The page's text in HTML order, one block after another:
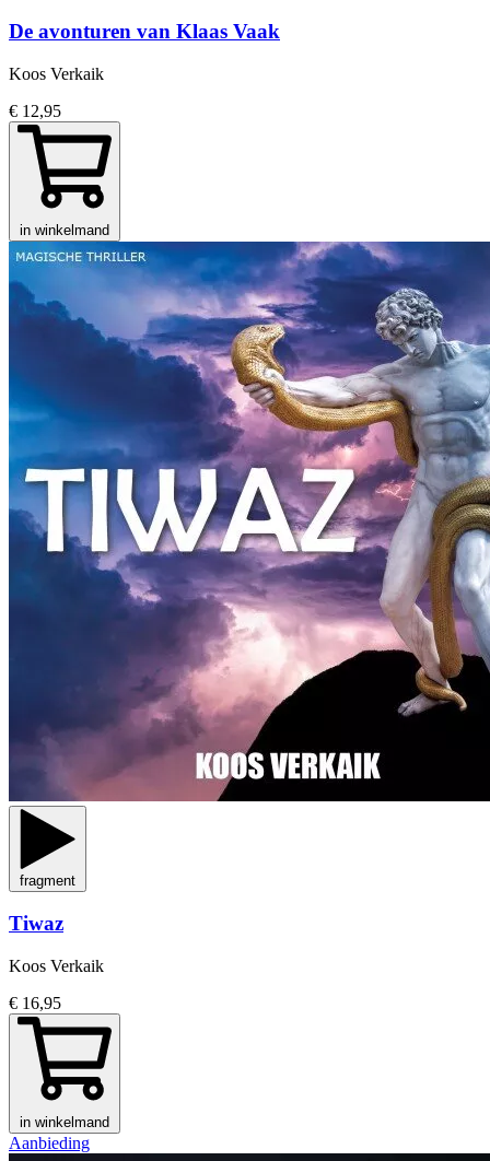
De avonturen van Klaas Vaak
Koos Verkaik
€ 12,95
in winkelmand
fragment
Tiwaz
Koos Verkaik
€ 16,95
in winkelmand
Aanbieding